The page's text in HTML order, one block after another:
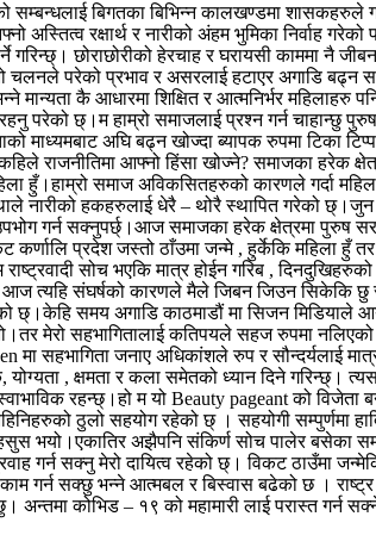
सम्बन्धलाई बिगतका बिभिन्न कालखण्डमा शासकहरुले
रक्षार्थ र नारीको अंहम भुमिका निर्वाह गरेको
गरिन्छ्। छोराछोरीको हेरचाह र घरायसी काममा
चलनले परेको प्रभाव र असरलाई हटाएर अगाडि
कै आधारमा शिक्षित र आत्मनिर्भर महिलाहरु
परेको छ्।म हाम्रो समाजलाई प्रश्न गर्न चाहान्छु
माध्यमबाट अघि बढ्न खोज्दा ब्यापक रुपमा टिका
राजनीतिमा आफ्नो हिंसा खोज्ने? समाजका हरेक
हुँ।हाम्रो समाज अविकसितहरुको कारणले गर्दा
नारीको हकहरुलाई धेरै – थोरै स्थापित गरेको
गर्न सक्नुपर्छ्।आज समाजका हरेक क्षेत्रमा पुरुष
कर्णालि प्रदेश जस्तो ठाँउमा जन्मे , हुर्केकि महिला
सोच भएकि मात्र होईन गरिब ,
त्यहि संघर्षको कारणले मैले जिबन जिउन सिकेकि छु र
छ्।केहि समय अगाडि काठमाडौं मा सिजन
मेरो सहभागितालाई कतिपयले सहज रुपमा
मा सहभागिता जनाए अधिकांशले रुप र सौन्दर्यलाई
योग्यता , क्षमता र कला समेतको ध्यान दिने गरिन्छ्।
स्वाभाविक रहन्छ्।हो म यो Beauty pageant को
ठुलो सहयोग रहेको छ् । सहयोगी सम्पुर्णमा
भयो।एकातिर अझैपनि संकिर्ण सोच पालेर बसेका
गर्न सक्नु मेरो दायित्व रहेको छ्। विकट ठाउँमा
गर्न सक्छु भन्ने आत्मबल र बिस्वास बढेको छ । राष्ट्र
कोभिड – १९ को महामारी लाई परास्त गर्न